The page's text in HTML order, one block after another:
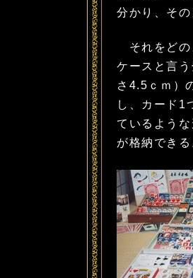
分かり、そ
それをどの
ケースと言
さ4.5ｃｍ）
し、カード1
ているよう
が格納できる